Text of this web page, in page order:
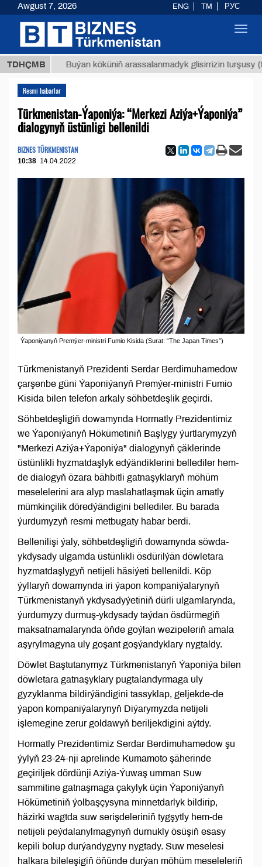
TDHÇMBBuýan köküniň arassalanmadyk glisirrizin turşusy (t.)
Resmi habarlar
Türkmenistan-Ýaponiýa: “Merkezi Aziýa+Ýaponiýa”
dialogynyň üstünligi bellenildi
BIZNES TÜRKMENISTAN
10:38 14.04.2022
Ýaponiýanyň Premýer-ministri Fumio Kisida (Surat: “The Japan Times”)
Türkmenistanyň Prezidenti Serdar Berdimuhamedow
çarşenbe güni Ýaponiýanyň Premýer-ministri Fumio
Kisida bilen telefon arkaly söhbetdeşlik geçirdi.
Söhbetdeşligiň dowamynda Hormatly Prezidentimiz
we Ýaponiýanyň Hökümetiniň Başlygy ýurtlarymyzyň
"Merkezi Aziýa+Ýaponiýa" dialogynyň çäklerinde
üstünlikli hyzmatdaşlyk edýändiklerini bellediler hem-
de dialogyň özara bähbitli gatnaşyklaryň möhüm
meselelerini ara alyp maslahatlaşmak üçin amatly
mümkinçilik döredýändigini bellediler. Bu barada
ýurdumyzyň resmi metbugaty habar berdi.
Bellenilişi ýaly, söhbetdeşligiň dowamynda söwda-
ykdysady ulgamda üstünlikli ösdürilýän döwletara
hyzmatdaşlygyň netijeli häsiýeti bellenildi. Köp
ýyllaryň dowamynda iri ýapon kompaniýalarynyň
Türkmenistanyň ykdysadyýetiniň dürli ulgamlarynda,
ýurdumyzy durmuş-ykdysady taýdan ösdürmegiň
maksatnamalarynda öňde goýlan wezipeleriň amala
aşyrylmagyna uly goşant goşýandyklary nygtaldy.
Döwlet Baştutanymyz Türkmenistanyň Ýaponiýa bilen
döwletara gatnaşyklary pugtalandyrmaga uly
gyzyklanma bildirýändigini tassyklap, geljekde-de
ýapon kompaniýalarynyň Diýarymyzda netijeli
işlemegine zerur goldawyň beriljekdigini aýtdy.
Hormatly Prezidentimiz Serdar Berdimuhamedow şu
ýylyň 23-24-nji aprelinde Kumamoto şäherinde
geçiriljek dördünji Aziýa-Ýuwaş umman Suw
sammitine gatnaşmaga çakylyk üçin Ýaponiýanyň
Hökümetiniň ýolbaşçysyna minnetdarlyk bildirip,
häzirki wagtda suw serişdeleriniň tygşytly hem-de
netijeli peýdalanylmagynyň durnukly ösüşiň esasy
kepili bolup durýandygyny nygtady. Suw meselesi
halkara bileleşigiň öňünde durýan möhüm meseleleriň
Awgust 7, 2026 ENG TM РУС